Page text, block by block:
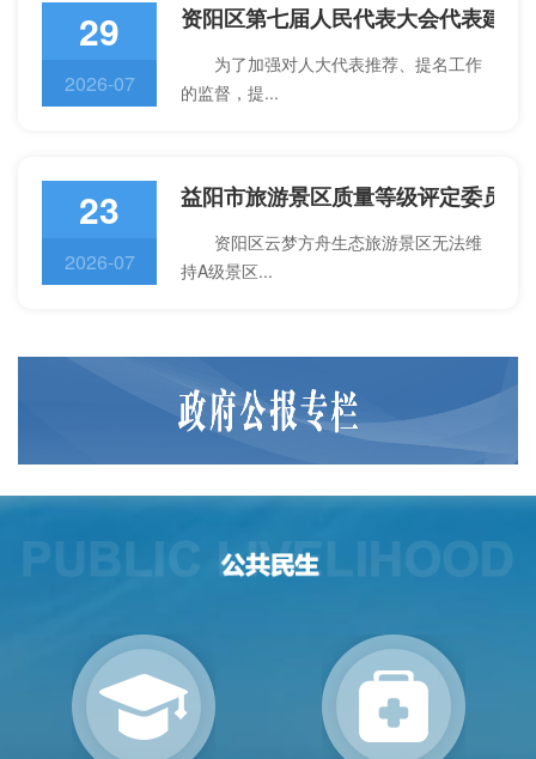
29
2026-07
资阳区第七届人民代表大会代表建议
为了加强对人大代表推荐、提名工作
的监督，提...
23
2026-07
益阳市旅游景区质量等级评定委员
资阳区云梦方舟生态旅游景区无法维
持A级景区...